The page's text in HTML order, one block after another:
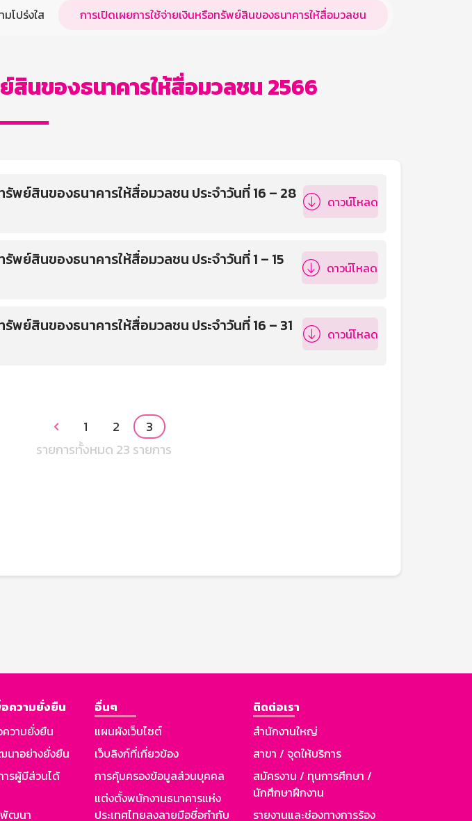
โปร่งใส การเปิดเผยการใช้จ่ายเงินหรือทรัพย์สินของธนาคารให้สื่อมวลชน
สินของธนาคารให้สื่อมวลชน 2566
รัพย์สินของธนาคารให้สื่อมวลชน ประจำวันที่ 16 – 28
ดาวน์โหลด
รัพย์สินของธนาคารให้สื่อมวลชน ประจำวันที่ 1 – 15
ดาวน์โหลด
รัพย์สินของธนาคารให้สื่อมวลชน ประจำวันที่ 16 – 31
ดาวน์โหลด
 1 2
3
รายการทั้งหมด 23 รายการ
ความยั่งยืน
วามยั่งยืน
นาอย่างยั่งยืน
ารผู้มีส่วนได้
พัฒนา
อื่นๆ
แผนผังเว็บไซต์
เว็บลิงก์ที่เกี่ยวข้อง
การคุ้มครองข้อมูลส่วนบุคคล
แต่งตั้งพนักงานธนาคารแห่ง
ประเทศไทยลงลายมือชื่อกำกับ
ติดต่อเรา
สำนักงานใหญ่
สาขา / จุดให้บริการ
สมัครงาน / ทุนการศึกษา /
นักศึกษาฝึกงาน
รายงานและช่องทางการร้อง